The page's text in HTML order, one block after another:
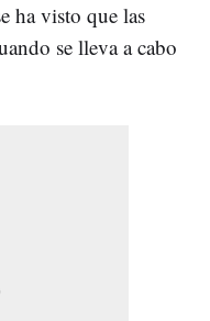
ha visto que las
se lleva a cabo